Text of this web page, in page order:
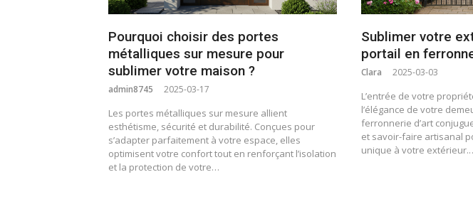
Pourquoi choisir des portes
métalliques sur mesure pour
sublimer votre maison ?
admin8745 2025-03-17
Les portes métalliques sur mesure allient
esthétisme, sécurité et durabilité. Conçues pour
s’adapter parfaitement à votre espace, elles
optimisent votre confort tout en renforçant l’isolation
et la protection de votre…
Sublimer votre
portail en
Clara 2025-03-03
L’entrée de votre
l’élégance de votre
ferronnerie d’art
et savoir-faire artisanal
unique à votre